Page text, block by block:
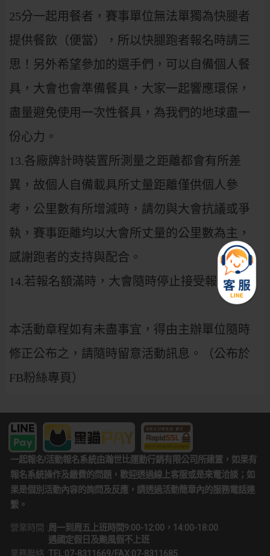
25分一起用餐者，賽事單位無法單獨為快腿者
提供餐飲（便當），所以快腿跑者報名時請三
思！另外希望參加的選手們，可以自備個人餐
具，大會也會準備餐具，大家一起響應環保，
盡量避免使用一次性餐具，為我們的地球盡一
份心力。
13.各廠牌計時裝置所測量之距離都會有所差
異，故個人自備載具所丈量距離僅供個人參
考，公里數有所增減時，請勿與大會抗議或爭
執，賽事距離均以大會所丈量的公里數為主，
感謝跑者的支持與配合。
14.若報名額滿時，大會隨時停止接受報名。
本活動章程如有未盡事宜，得由主辦單位隨時
修正公布之，請隨時留意活動訊息。（公布於
FB粉絲專頁）
一起報名!活動報名系統由瀚世比運動行銷有限公司所建置，如果有
報名系統操作及繳費的問題，歡迎透過線上客服或是來電洽談；如
果是個別活動內容的詢問及反應，請透過活動簡章內的服務電話連
繫。
營業時間 :周一到周五上班時間9:00-12:00，14:00-18:00
遇國定假日及颱風假不上班